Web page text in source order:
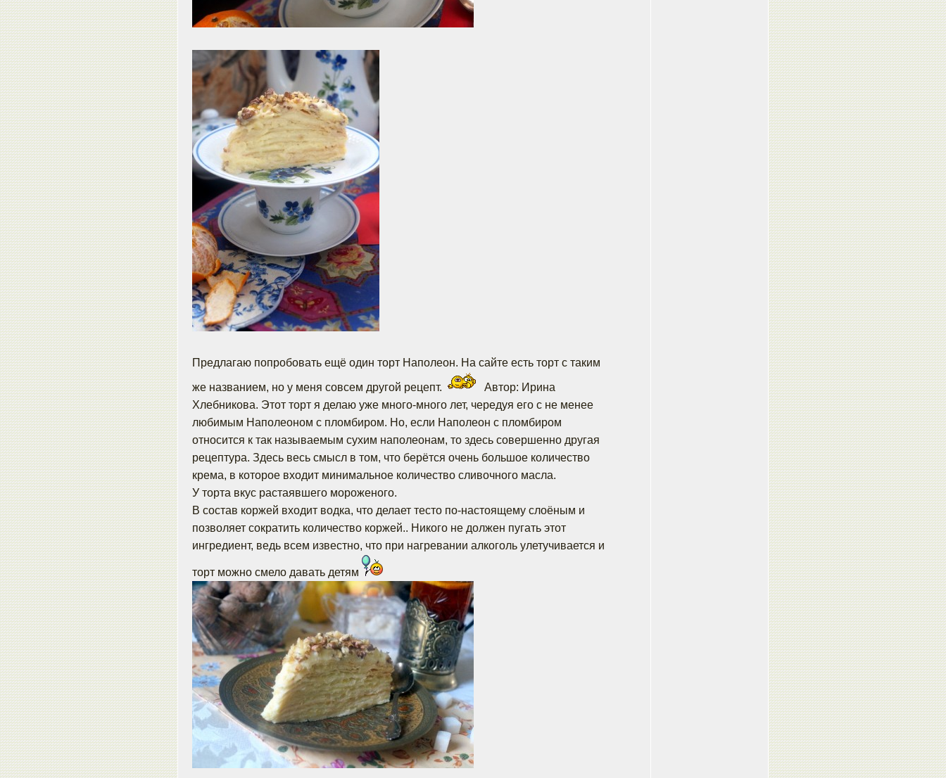
Предлагаю попробовать ещё один торт Наполеон. На сайте есть торт с таким
же названием, но у меня совсем другой рецепт.
Автор: Ирина
Хлебникова. Этот торт я делаю уже много-много лет, чередуя его с не менее
любимым Наполеоном с пломбиром. Но, если Наполеон с пломбиром
относится к так называемым сухим наполеонам, то здесь совершенно другая
рецептура. Здесь весь смысл в том, что берётся очень большое количество
крема, в которое входит минимальное количество сливочного масла.
У торта вкус растаявшего мороженого.
В состав коржей входит водка, что делает тесто по-настоящему слоёным и
позволяет сократить количество коржей.. Никого не должен пугать этот
ингредиент, ведь всем известно, что при нагревании алкоголь улетучивается и
торт можно смело давать детям